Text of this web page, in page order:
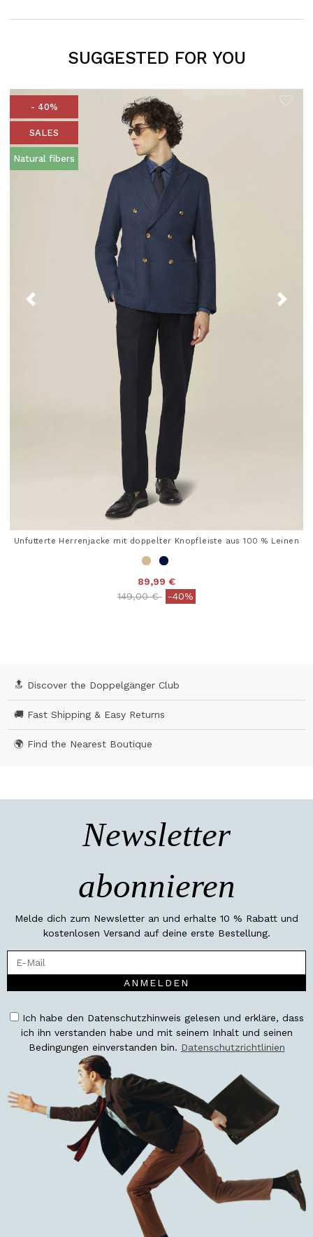
SUGGESTED FOR YOU
- 40%
SALES
Natural fibers
Unfutterte Herrenjacke mit doppelter Knopfleiste aus 100 % Leinen
89,99 €
Price reduced from
149,00 €to-40%
🔝 Discover the Doppelgänger Club
🚚 Fast Shipping & Easy Returns
🌍 Find the Nearest Boutique
Newsletter
abonnieren
Melde dich zum Newsletter an und erhalte 10 % Rabatt und
kostenlosen Versand auf deine erste Bestellung.
ANMELDEN
Ich habe den Datenschutzhinweis gelesen und erkläre, dass
ich ihn verstanden habe und mit seinem Inhalt und seinen
Bedingungen einverstanden bin. Datenschutzrichtlinien